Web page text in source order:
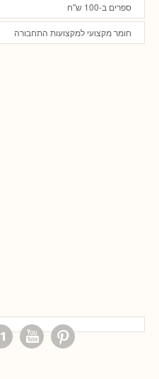
ספרים ב-100 ש"ח
חומר מקצועי למקצועות התחבורה